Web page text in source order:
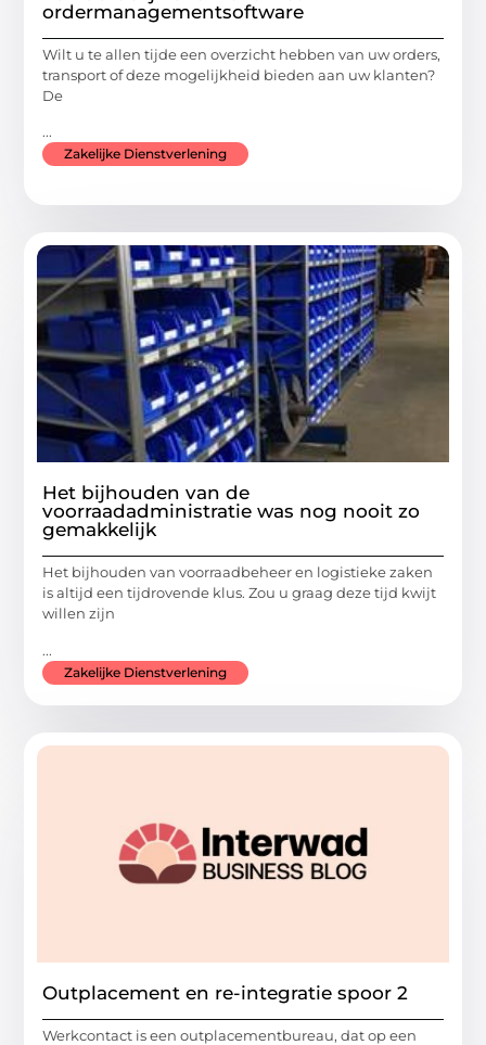
ordermanagementsoftware
Wilt u te allen tijde een overzicht hebben van uw orders,
transport of deze mogelijkheid bieden aan uw klanten?
De
...
Zakelijke Dienstverlening
Het bijhouden van de
voorraadadministratie was nog nooit zo
gemakkelijk
Het bijhouden van voorraadbeheer en logistieke zaken
is altijd een tijdrovende klus. Zou u graag deze tijd kwijt
willen zijn
...
Zakelijke Dienstverlening
Outplacement en re-integratie spoor 2
Werkcontact is een outplacementbureau, dat op een